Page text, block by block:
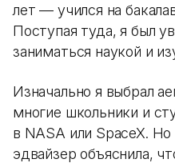
лет — учился на
Поступая туда, я был
заниматься наукой и
Изначально я выбрал
многие школьники и
в NASA или SpaceX.
эдвайзер объяснила,